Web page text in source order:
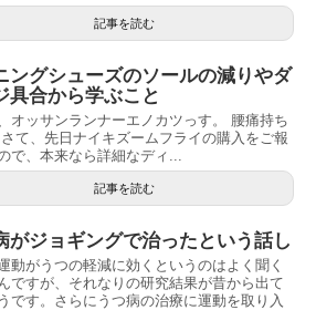
記事を読む
ングシューズのソールの減りやダ
具合から学ぶこと
オッサンランナーエノカツっす。 腰痛持ち
て、先日ナイキズームフライの購入をご報
で、本来なら詳細なディ...
記事を読む
がジョギングで治ったという話し
動がうつの軽減に効くというのはよく聞く
ですが、それなりの研究結果が昔から出て
です。さらにうつ病の治療に運動を取り入